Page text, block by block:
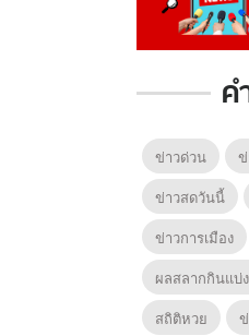
ค
ข่าวด่วน
ข่าวสดวันนี้
ข่าวการเมือง
ผลสลากกินแบ่
สถิติหวย